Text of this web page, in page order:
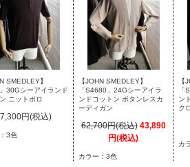
SMEDLEY】
」30Gシーアイランド
ニットポロ
円(税込)
3色
【JOHN SMEDLEY】
「S4680」24Gシーアイラ
ンドコットン ボタンレスカ
ーディガン
62,700円(税込) 43,890
円(税込)
カラー：3色
【
「
ン
ク
カ